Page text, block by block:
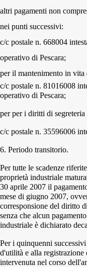
altri pagamenti non
nei punti successivi:
c/c postale n. 668004
operativo di Pescara;
per il mantenimento in vita
c/c postale n. 81016008
operativo di Pescara;
per per i diritti di
c/c postale n. 35596006
6. Periodo transitorio.
Per tutte le scadenze
proprietà industriale
30 aprile 2007 il
mese di giugno 2007,
corresponsione del diritto
senza che alcun
industriale è dichiarato
Per i quinquenni
d'utilità e alla
intervenuta nel corso